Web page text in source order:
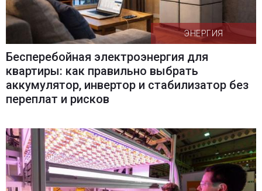
ЭНЕРГИЯ
Бесперебойная электроэнергия для
квартиры: как правильно выбрать
аккумулятор, инвертор и стабилизатор без
переплат и рисков